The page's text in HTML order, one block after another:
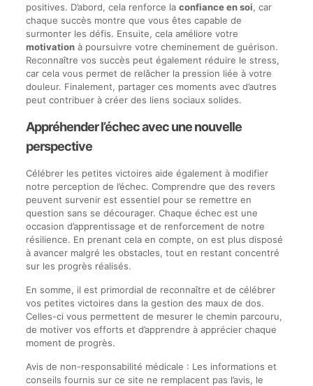
positives. D’abord, cela renforce la confiance en soi, car
chaque succès montre que vous êtes capable de
surmonter les défis. Ensuite, cela améliore votre
motivationà poursuivre votre cheminement de guérison.
Reconnaître vos succès peut également réduire le stress,
car cela vous permet de relâcher la pression liée à votre
douleur. Finalement, partager ces moments avec d’autres
peut contribuer à créer des liens sociaux solides.
Appréhender l’échec avec une nouvelle
perspective
Célébrer les petites victoires aide également à modifier
notre perception de l’échec. Comprendre que des revers
peuvent survenir est essentiel pour se remettre en
question sans se décourager. Chaque échec est une
occasion d’apprentissage et de renforcement de notre
résilience. En prenant cela en compte, on est plus disposé
à avancer malgré les obstacles, tout en restant concentré
sur les progrès réalisés.
En somme, il est primordial de reconnaître et de célébrer
vos petites victoires dans la gestion des maux de dos.
Celles-ci vous permettent de mesurer le chemin parcouru,
de motiver vos efforts et d’apprendre à apprécier chaque
moment de progrès.
Avis de non-responsabilité médicale : Les informations et
conseils fournis sur ce site ne remplacent pas l’avis, le